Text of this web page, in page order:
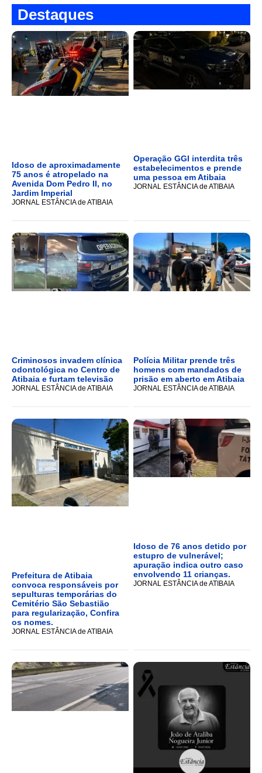
Destaques
Idoso de aproximadamente
75 anos é atropelado na
Avenida Dom Pedro II, no
Jardim Imperial
JORNAL ESTÂNCIA de ATIBAIA
Operação GGI interdita três
estabelecimentos e prende
uma pessoa em Atibaia
JORNAL ESTÂNCIA de ATIBAIA
Criminosos invadem clínica
odontológica no Centro de
Atibaia e furtam televisão
JORNAL ESTÂNCIA de ATIBAIA
Polícia Militar prende três
homens com mandados de
prisão em aberto em Atibaia
JORNAL ESTÂNCIA de ATIBAIA
Prefeitura de Atibaia
convoca responsáveis por
sepulturas temporárias do
Cemitério São Sebastião
para regularização, Confira
os nomes.
JORNAL ESTÂNCIA de ATIBAIA
Idoso de 76 anos detido por
estupro de vulnerável;
apuração indica outro caso
envolvendo 11 crianças.
JORNAL ESTÂNCIA de ATIBAIA